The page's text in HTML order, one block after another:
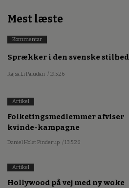
Mest læste
Kommentar
Sprækker i den svenske stilhed
Kajsa Li Paludan / 19.5.26
Artikel
Folketingsmedlemmer afviser
kvinde-kampagne
Daniel Holst Pinderup / 13.5.26
Artikel
Hollywood på vej med ny woke